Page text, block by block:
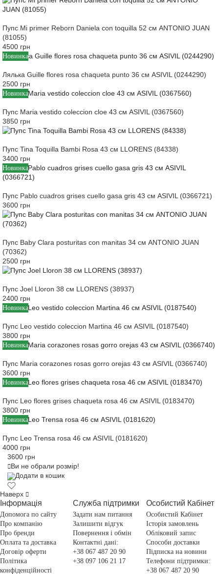
Пупс Mi primer Reborn Daniela con toquilla 52 см ANTONIO JUAN
(81055)
4500 грн
Новинка
Лялька Guille flores rosa chaqueta punto 36 см ASIVIL (0244290)
2500 грн
Новинка
Пупс Maria vestido coleccion cloe 43 см ASIVIL (0367560)
3850 грн
Пупс Tina Toquilla Bambi Rosa 43 см LLORENS (84338)
3400 грн
Новинка
Пупс Pablo cuadros grises cuello gasa gris 43 см ASIVIL (0366721)
3600 грн
Пупс Baby Clara posturitas con manitas 34 см ANTONIO JUAN
(70362)
2500 грн
Пупс Joel Lloron 38 см LLORENS (38937)
2400 грн
Новинка
Пупс Leo vestido coleccion Martina 46 см ASIVIL (0187540)
3800 грн
Новинка
Пупс Maria corazones rosas gorro orejas 43 см ASIVIL (0366740)
3600 грн
Новинка
Пупс Leo flores grises chaqueta rosa 46 см ASIVIL (0183470)
3800 грн
Новинка
Пупс Leo Trensa rosa 46 см ASIVIL (0181620)
4000 грн
3600 грн
Ви не обрали розмір!
Додати в кошик
Наверх
Інформація
Допомога по сайту
Про компанію
Про бренди
Оплата та доставка
Договір оферти
Політика
конфіденційності
Служба підтримки
Задати нам питання
Залишити відгук
Повернення і обмін
Контактні дані:
+38 067 487 20 90
+38 097 106 21 17
Особистий Кабінет
Особистий Кабінет
Історія замовлень
Обліковий запис
Способи доставки
Підписка на новини
Телефони підтримки:
+38 067 487 20 90